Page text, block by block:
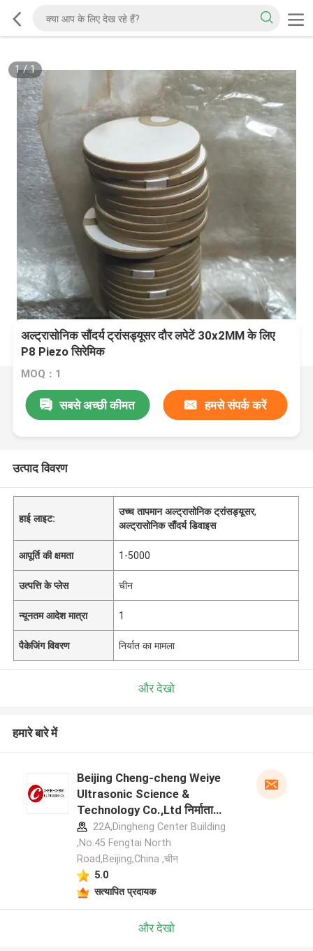
1/1
अल्ट्रासोनिक सौंदर्य ट्रांसड्यूसर दौर लपेटें 30x2MM के लिए
P8 Piezo सिरेमिक
MOQ：1
सबसे अच्छी कीमत हमसे संपर्क करें
उत्पाद विवरण
हाई लाइट:
उच्च तापमान अल्ट्रासोनिक ट्रांसड्यूसर,
अल्ट्रासोनिक सौंदर्य डिवाइस
आपूर्ति की क्षमता 1-5000
उत्पत्ति के प्लेस चीन
न्यूनतम आदेश मात्रा 1
पैकेजिंग विवरण निर्यात का मामला
और देखो
हमारे बारे में
Beijing Cheng-cheng Weiye
Ultrasonic Science &
Technology Co.,Ltd निर्माता
प्रोफ़ाइल
22A,Dingheng Center Building
,No.45 Fengtai North
Road,Beijing,China ,चीन
5.0
सत्यापित प्रदायक
और देखो